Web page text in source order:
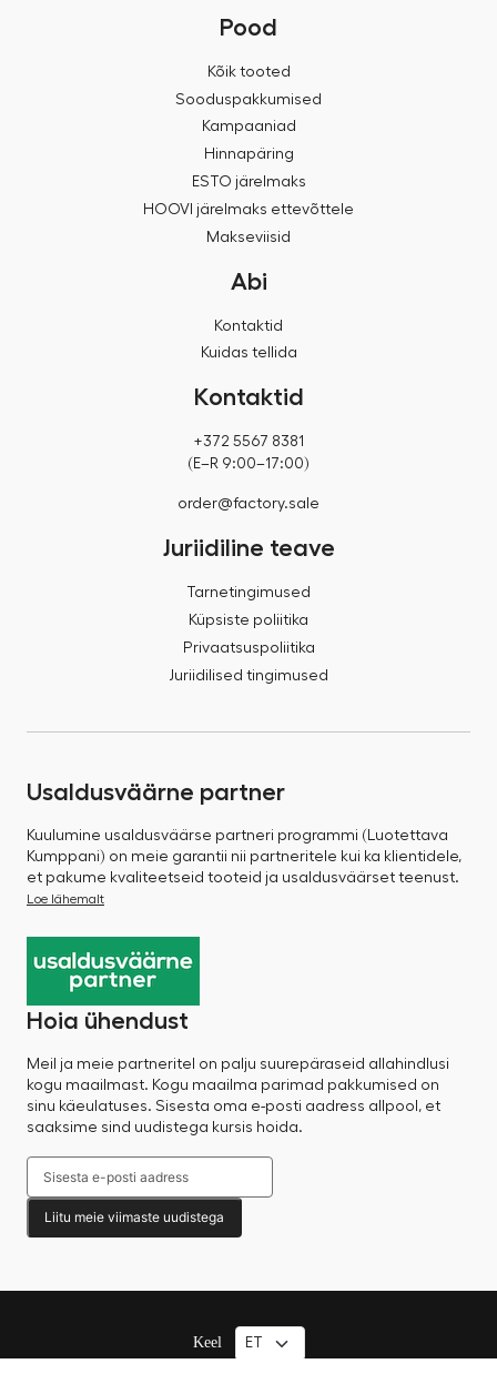
Pood
Kõik tooted
Sooduspakkumised
Kampaaniad
Hinnapäring
ESTO järelmaks
HOOVI järelmaks ettevõttele
Makseviisid
Abi
Kontaktid
Kuidas tellida
Kontaktid
+372 5567 8381
(E–R 9:00–17:00)
order@factory.sale
Juriidiline teave
Tarnetingimused
Küpsiste poliitika
Privaatsuspoliitika
Juriidilised tingimused
Usaldusväärne partner
Kuulumine usaldusväärse partneri programmi (Luotettava
Kumppani) on meie garantii nii partneritele kui ka klientidele,
et pakume kvaliteetseid tooteid ja usaldusväärset teenust.
Loe lähemalt
Hoia ühendust
Meil ja meie partneritel on palju suurepäraseid allahindlusi
kogu maailmast. Kogu maailma parimad pakkumised on
sinu käeulatuses. Sisesta oma e-posti aadress allpool, et
saaksime sind uudistega kursis hoida.
Liitu meie viimaste uudistega
Keel